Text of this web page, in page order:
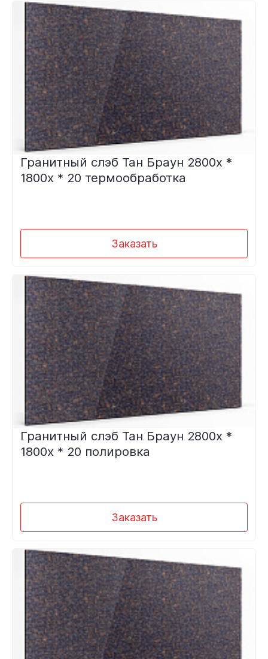
Гранитный слэб Тан Браун 2800х *
1800х * 20 термообработка
Заказать
Гранитный слэб Тан Браун 2800х *
1800х * 20 полировка
Заказать